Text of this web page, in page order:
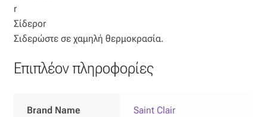
Ταφτάς μεταξωτός
Τζιν
Τρεβίρα
r
Σίδεροr
Σιδερώστε σε χαμηλή θερμοκρασία.
Επιπλέον πληροφορίες
Brand Name Saint Clair